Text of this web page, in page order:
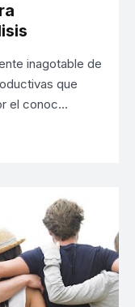
inagotable de
que
el conoc…